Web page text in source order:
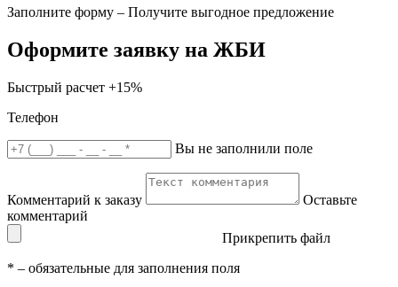
Заполните форму – Получите выгодное предложение
Оформите заявку на ЖБИ
Быстрый расчет +15%
Телефон
Вы не заполнили поле
Комментарий к заказу
Оставьте
комментарий
Прикрепить файл
* – обязательные для заполнения поля